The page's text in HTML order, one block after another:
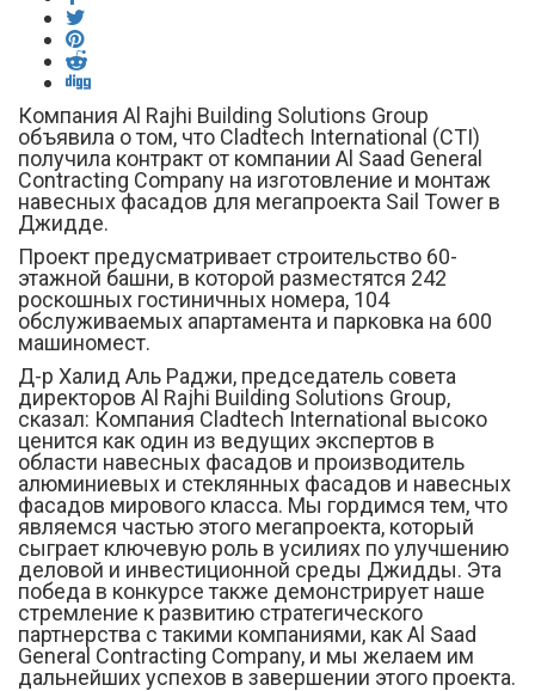
Компания Al Rajhi Building Solutions Group
объявила о том, что Cladtech International (CTI)
получила контракт от компании Al Saad General
Contracting Company на изготовление и монтаж
навесных фасадов для мегапроекта Sail Tower в
Джидде.
Проект предусматривает строительство 60-
этажной башни, в которой разместятся 242
роскошных гостиничных номера, 104
обслуживаемых апартамента и парковка на 600
машиномест.
Д-р Халид Аль Раджи, председатель совета
директоров Al Rajhi Building Solutions Group,
сказал: Компания Cladtech International высоко
ценится как один из ведущих экспертов в
области навесных фасадов и производитель
алюминиевых и стеклянных фасадов и навесных
фасадов мирового класса. Мы гордимся тем, что
являемся частью этого мегапроекта, который
сыграет ключевую роль в усилиях по улучшению
деловой и инвестиционной среды Джидды. Эта
победа в конкурсе также демонстрирует наше
стремление к развитию стратегического
партнерства с такими компаниями, как Al Saad
General Contracting Company, и мы желаем им
дальнейших успехов в завершении этого проекта.